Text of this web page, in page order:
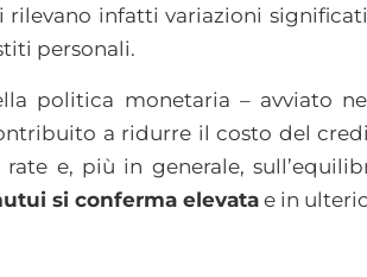
infatti variazioni
personali.
politica monetaria – avviato
a ridurre il costo del
e, più in generale,
si conferma elevata e in